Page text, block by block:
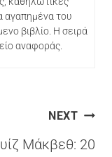
αγαπημένα του
βιβλίο. Η σειρά
αναφοράς.
NEXT
Μάκβεθ: 20